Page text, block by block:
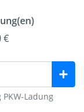
€
Ladung